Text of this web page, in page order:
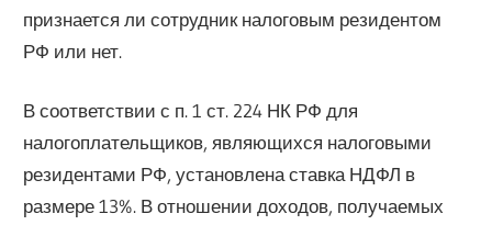
признается ли сотрудник налоговым резидентом
РФ или нет.
В соответствии с п. 1 ст. 224 НК РФ для
налогоплательщиков, являющихся налоговыми
резидентами РФ, установлена ставка НДФЛ в
размере 13%. В отношении доходов, получаемых